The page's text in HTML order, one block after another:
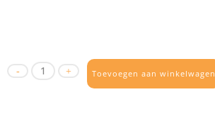
Toevoegen aan winkelwagen